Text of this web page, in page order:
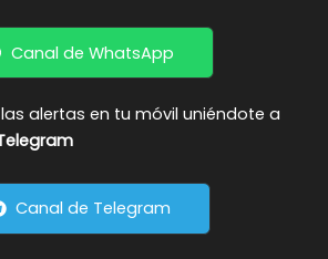
Canal de WhatsApp
alertas en tu móvil uniéndote a
Canal de Telegram